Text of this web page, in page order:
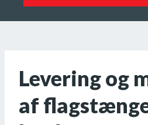
Levering og
af